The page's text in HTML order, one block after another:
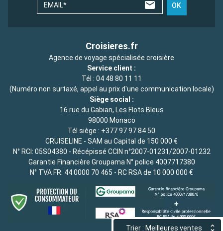
Trier : Meilleures ventes
EMAIL* OK
Croisieres.fr
Agence de voyage spécialisée croisière
Service client :
Tél : 04 48 80 11 11
(Numéro non surtaxé, appel au prix d'une communication locale)
Siège social :
16 rue du Gabian, Les Flots Bleus
98000 Monaco
Tél siège : +377 97 97 84 50
CRUISELINE - SAM au Capital de 150 000 €
N° RCI: 05S04380 - Récépissé CCIN n°2007-01231/2007-01232
Garantie Financière Groupama N° police 4007717380
N° TVA FR. 44 0000 70 465 - RC RSA de 10 000 000 €